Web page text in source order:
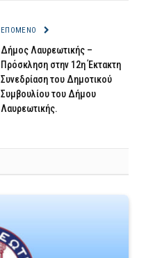
ΕΠΌΜΕΝΟ
Δήμος Λαυρεωτικής –
Πρόσκληση στην 12η Έκτακτη
Συνεδρίαση του Δημοτικού
Συμβουλίου του Δήμου
Λαυρεωτικής.